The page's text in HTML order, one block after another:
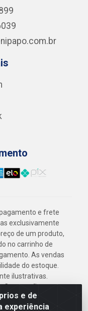
e de
experiência
e frete
exclusivamente
de um produto,
no carrinho de
As vendas
do estoque.
ilustrativas.
Construção em
- Guabiraba,
- CNPJ